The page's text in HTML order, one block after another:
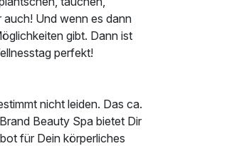
auch! Und wenn es dann
gibt. Dann ist
perfekt!
nicht leiden. Das ca.
Beauty Spa bietet Dir
für Dein körperliches